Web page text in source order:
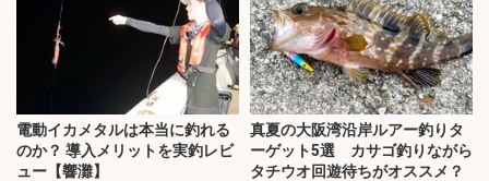
電動イカメタルは本当に釣れる
のか？ 導入メリットを実釣レビ
ュー【響灘】
真夏の大阪湾沿岸ルアー釣りタ
ーゲット5選 カサゴ釣りながら
タチウオ回遊待ちがオススメ？